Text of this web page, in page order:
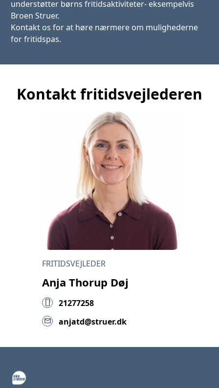
understøtter børns fritidsaktiviteter- eksempelvis
Broen Struer.
Kontakt os for at høre nærmere om mulighederne
for fritidspas.
Kontakt fritidsvejlederen
FRITIDSVEJLEDER
Anja Thorup Døj
smartphone 21277258
mail anjatd@struer.dk